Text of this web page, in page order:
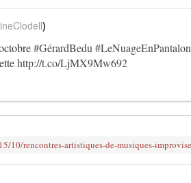
#GérardBedu #LeNuageEnPantalon
http://t.co/LjMX9Mw692
)